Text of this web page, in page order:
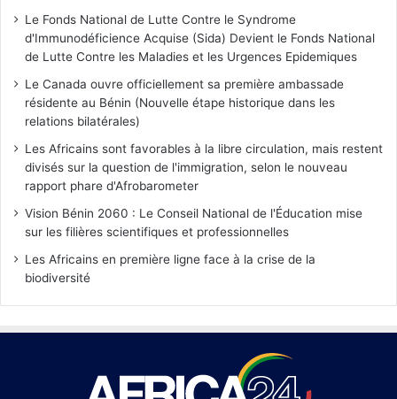
Le Fonds National de Lutte Contre le Syndrome
d'Immunodéficience Acquise (Sida) Devient le Fonds National
de Lutte Contre les Maladies et les Urgences Epidemiques
Le Canada ouvre officiellement sa première ambassade
résidente au Bénin (Nouvelle étape historique dans les
relations bilatérales)
Les Africains sont favorables à la libre circulation, mais restent
divisés sur la question de l'immigration, selon le nouveau
rapport phare d'Afrobarometer
Vision Bénin 2060 : Le Conseil National de l'Éducation mise
sur les filières scientifiques et professionnelles
Les Africains en première ligne face à la crise de la
biodiversité